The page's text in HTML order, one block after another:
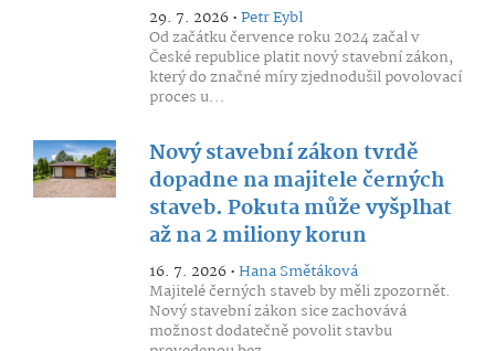
29. 7. 2026 •Petr Eybl
Od začátku července roku 2024 začal v
České republice platit nový stavební zákon,
který do značné míry zjednodušil povolovací
proces u...
Nový stavební zákon tvrdě
dopadne na majitele černých
staveb. Pokuta může vyšplhat
až na 2 miliony korun
16. 7. 2026 •Hana Smětáková
Majitelé černých staveb by měli zpozornět.
Nový stavební zákon sice zachovává
možnost dodatečně povolit stavbu